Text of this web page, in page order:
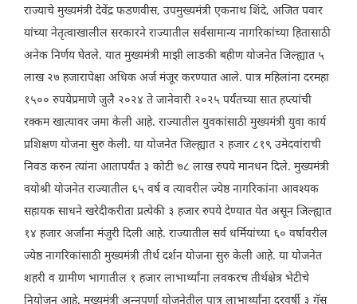
राज्याचे मुख्यमंत्री देवेंद्र फडणवीस, उपमुख्यमंत्री एकनाथ शिंदे, अजित पवार
यांच्या नेतृत्वाखालील सरकारने राज्यातील सर्वसामान्य नागरिकांच्या हितासाठी
अनेक निर्णय घेतले. यात मुख्यमंत्री माझी लाडकी बहीण योजनेत जिल्ह्यात ५
लाख २७ हजारापेक्षा अधिक अर्ज मंजूर करण्यात आले. पात्र महिलांना दरमहा
१५०० रुपयेप्रमाणे जुलै २०२४ ते जानेवारी २०२५ पर्यंतच्या सात हप्त्यांची
रक्कम खात्यावर जमा केली आहे. राज्यातील युवकांसाठी मुख्यमंत्री युवा कार्य
प्रशिक्षण योजना सुरु केली. या योजनेत जिल्ह्यात २ हजार ८१९ उमेदवांराची
निवड करुन त्यांना आतापर्यंत ३ कोटी ७८ लाख रुपये मानधन दिले. मुख्यमंत्री
वयोश्री योजनेत राज्यातील ६५ वर्ष व त्यावरील ज्येष्ठ नागरिकांना आवश्यक
सहायक साधने खरेदीकरीता प्रत्येकी ३ हजार रुपये देण्यात येत असून जिल्ह्यात
१४ हजार अर्जांना मंजुरी दिली आहे. राज्यातील सर्व धर्मियांच्या ६० वर्षावरील
ज्येष्ठ नागरिकांसाठी मुख्यमंत्री तीर्थ दर्शन योजना सुरु केली आहे. या योजनेत
शहरी व ग्रामीण भागातील १ हजार लाभार्थ्यांना लवकरच तीर्थक्षेत्र भेटीचे